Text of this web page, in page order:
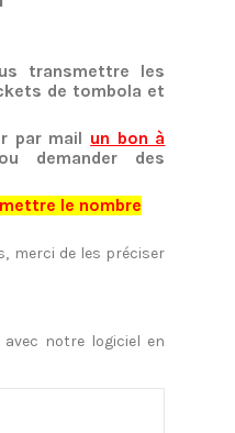
transmettre les
de tombola et
par mail un bon à
demander des
le nombre
merci de les préciser
notre logiciel en